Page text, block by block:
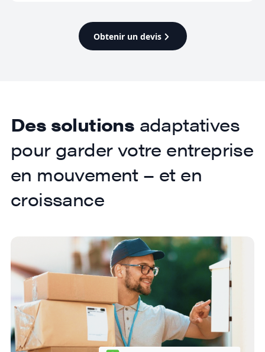
Obtenir un devis
Des solutions adaptatives
pour garder votre entreprise
en mouvement – et en
croissance